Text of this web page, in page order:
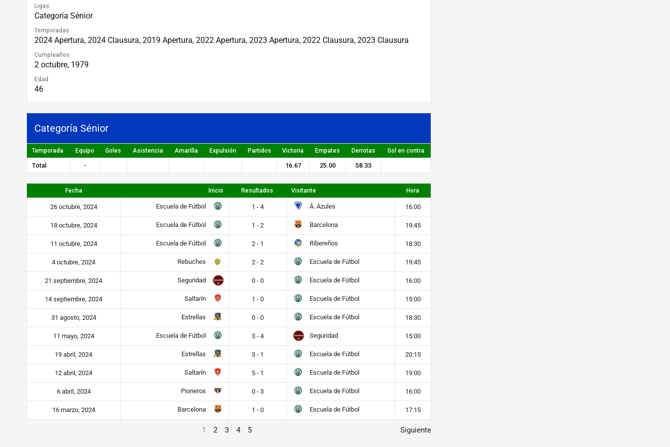
Ligas
Categoría Sénior
Temporadas
2024 Apertura, 2024 Clausura, 2019 Apertura, 2022 Apertura, 2023 Apertura, 2022 Clausura, 2023 Clausura
Cumpleaños
2 octubre, 1979
Edad
46
Categoría Sénior
Temporada Equipo Goles Asistencia Amarilla Expulsión Partidos Victoria Empates Derrotas Gol en contra
Total - 16.67 25.00 58.33
Fecha Inicio Resultados Visitante Hora
26 octubre, 2024 Escuela de Fútbol 1 - 4 Á. Azules 16:00
18 octubre, 2024 Escuela de Fútbol 1 - 2 Barcelona 19:45
11 octubre, 2024 Escuela de Fútbol 2 - 1 Ribereños 18:30
4 octubre, 2024 Rebuches 2 - 2 Escuela de Fútbol 19:45
21 septiembre, 2024 Seguridad 0 - 0 Escuela de Fútbol 16:00
14 septiembre, 2024 Saltarín 1 - 0 Escuela de Fútbol 15:00
31 agosto, 2024 Estrellas 0 - 0 Escuela de Fútbol 18:30
11 mayo, 2024 Escuela de Fútbol 3 - 4 Seguridad 15:00
19 abril, 2024 Estrellas 3 - 1 Escuela de Fútbol 20:15
12 abril, 2024 Saltarín 5 - 1 Escuela de Fútbol 19:00
6 abril, 2024 Pioneros 0 - 3 Escuela de Fútbol 16:00
16 marzo, 2024 Barcelona 1 - 0 Escuela de Fútbol 17:15
1 2 3 4 5 Siguiente